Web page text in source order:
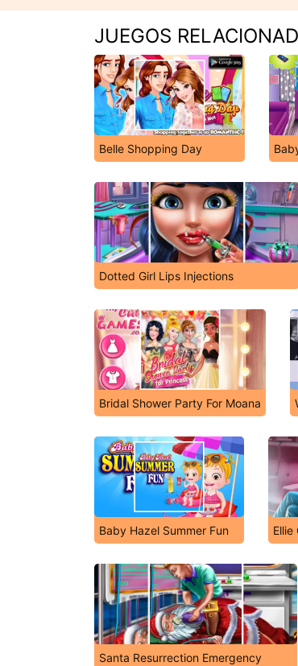
JUEGOS
Belle Shopping Day
Dotted Girl Lips Injections
Bridal Shower Party For Moana
Baby Hazel Summer Fun Ellie
Santa Resurrection Emergency